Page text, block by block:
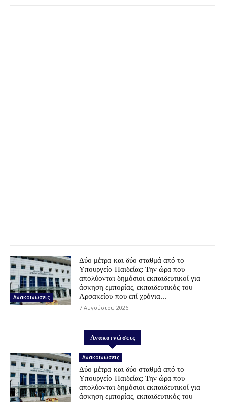
Ανακοινώσεις
Δύο μέτρα και δύο σταθμά από το
Υπουργείο Παιδείας: Την ώρα που
απολύονται δημόσιοι εκπαιδευτικοί για
άσκηση εμπορίας, εκπαιδευτικός του
Αρσακείου που επί χρόνια...
7 Αυγούστου 2026
Ανακοινώσεις
Ανακοινώσεις
Δύο μέτρα και δύο σταθμά από το
Υπουργείο Παιδείας: Την ώρα που
απολύονται δημόσιοι εκπαιδευτικοί για
άσκηση εμπορίας, εκπαιδευτικός του